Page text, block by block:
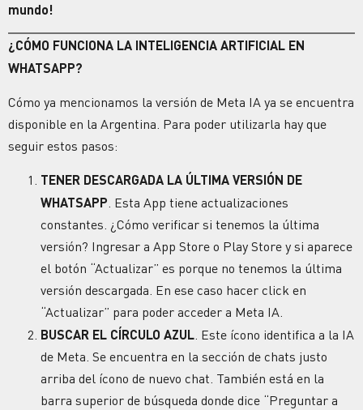
mundo!
¿CÓMO FUNCIONA LA INTELIGENCIA ARTIFICIAL EN
WHATSAPP?
Cómo ya mencionamos la versión de Meta IA ya se encuentra
disponible en la Argentina. Para poder utilizarla hay que
seguir estos pasos:
TENER DESCARGADA LA ÚLTIMA VERSIÓN DE
WHATSAPP. Esta App tiene actualizaciones
constantes. ¿Cómo verificar si tenemos la última
versión? Ingresar a App Store o Play Store y si aparece
el botón “Actualizar” es porque no tenemos la última
versión descargada. En ese caso hacer click en
“Actualizar” para poder acceder a Meta IA.
BUSCAR EL CÍRCULO AZUL. Este ícono identifica a la IA
de Meta. Se encuentra en la sección de chats justo
arriba del ícono de nuevo chat. También está en la
barra superior de búsqueda donde dice “Preguntar a